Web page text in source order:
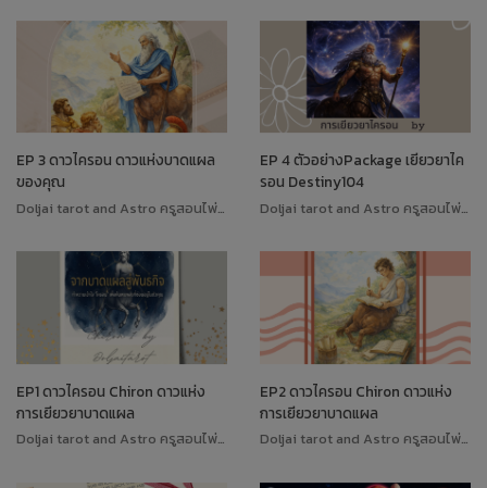
EP 3 ดาวไครอน ดาวแห่งบาดแผล
ของคุณ
Doljai tarot and Astro ครูสอนไพ่ทาโรต์
EP 4 ตัวอย่างPackage เยียวยาไค
รอน Destiny104
Doljai tarot and Astro ครูสอนไพ่ทาโรต์
EP1 ดาวไครอน Chiron ดาวแห่ง
การเยียวยาบาดแผล
Doljai tarot and Astro ครูสอนไพ่ทาโรต์
EP2 ดาวไครอน Chiron ดาวแห่ง
การเยียวยาบาดแผล
Doljai tarot and Astro ครูสอนไพ่ทาโรต์